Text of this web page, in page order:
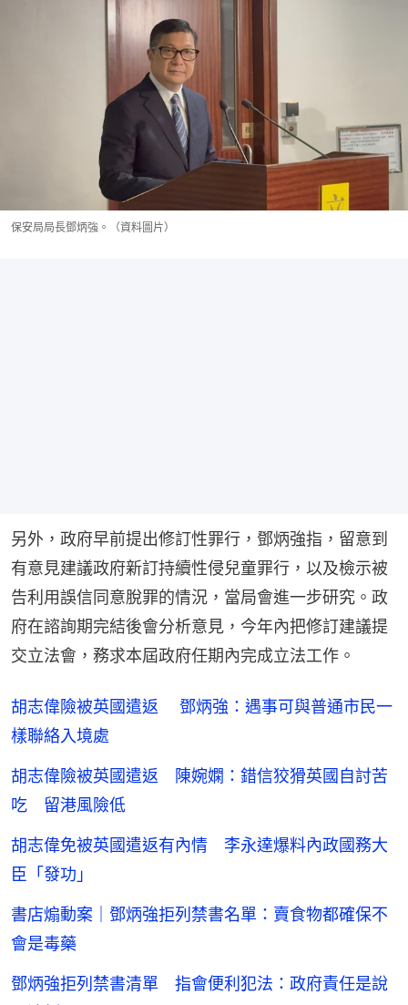
保安局局長鄧炳強。（資料圖片）
另外，政府早前提出修訂性罪行，鄧炳強指，留意到
有意見建議政府新訂持續性侵兒童罪行，以及檢示被
告利用誤信同意脫罪的情況，當局會進一步研究。政
府在諮詢期完結後會分析意見，今年內把修訂建議提
交立法會，務求本屆政府任期內完成立法工作。
胡志偉險被英國遣返 鄧炳強：遇事可與普通市民一
樣聯絡入境處
胡志偉險被英國遣返 陳婉嫻：錯信狡猾英國自討苦
吃 留港風險低
胡志偉免被英國遣返有內情 李永達爆料內政國務大
臣「發功」
書店煽動案｜鄧炳強拒列禁書名單：賣食物都確保不
會是毒藥
鄧炳強拒列禁書清單 指會便利犯法：政府責任是說